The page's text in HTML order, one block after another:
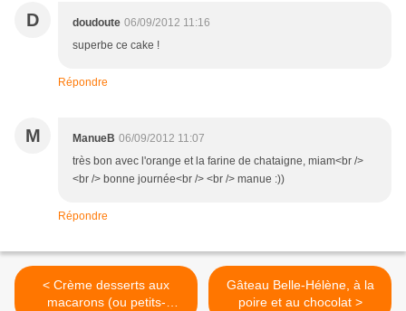
D doudoute 06/09/2012 11:16
superbe ce cake !
Répondre
M ManueB 06/09/2012 11:07
très bon avec l'orange et la farine de chataigne, miam<br />
<br /> bonne journée<br /> <br /> manue :))
Répondre
< Crème desserts aux
macarons (ou petits-
Gâteau Belle-Hélène, à la
poire et au chocolat >